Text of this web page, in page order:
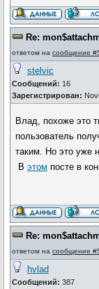
Re:
ответом на сообщение
stelvic
Сообщений: 16
Зарегистрирован:
Влад, похоже это
пользователь
таким. Но это уже
Вэтом посте в
Re:
ответом на сообщение
hvlad
Сообщений: 387